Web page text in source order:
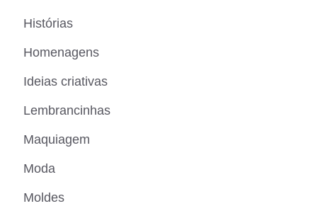
Histórias
Homenagens
Ideias criativas
Lembrancinhas
Maquiagem
Moda
Moldes